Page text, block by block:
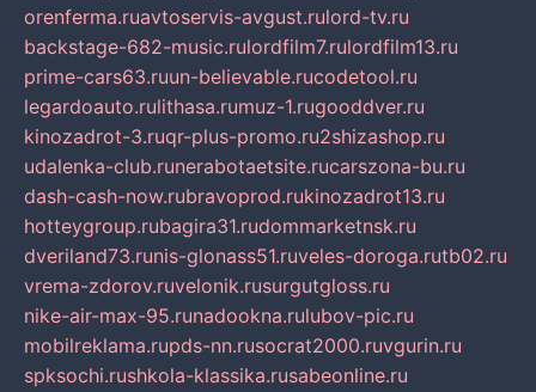
orenferma.ruavtoservis-avgust.rulord-tv.ru
backstage-682-music.rulordfilm7.rulordfilm13.ru
prime-cars63.ruun-believable.rucodetool.ru
legardoauto.rulithasa.rumuz-1.rugooddver.ru
kinozadrot-3.ruqr-plus-promo.ru2shizashop.ru
udalenka-club.runerabotaetsite.rucarszona-bu.ru
dash-cash-now.rubravoprod.rukinozadrot13.ru
hotteygroup.rubagira31.rudommarketnsk.ru
dveriland73.runis-glonass51.ruveles-doroga.rutb02.ru
vrema-zdorov.ruvelonik.rusurgutgloss.ru
nike-air-max-95.runadookna.rulubov-pic.ru
mobilreklama.rupds-nn.rusocrat2000.ruvgurin.ru
spksochi.rushkola-klassika.rusabeonline.ru